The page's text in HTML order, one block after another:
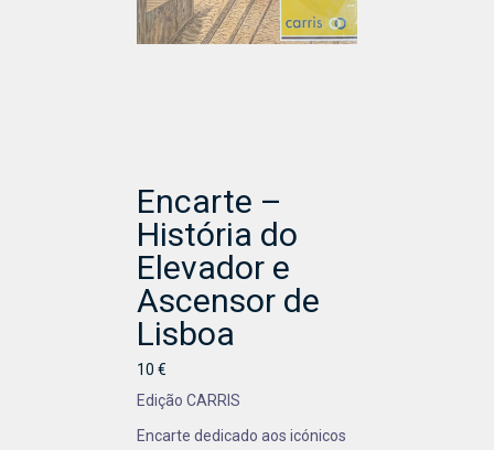
Encarte –
História do
Elevador e
Ascensor de
Lisboa
10 €
Edição CARRIS
Encarte dedicado aos icónicos